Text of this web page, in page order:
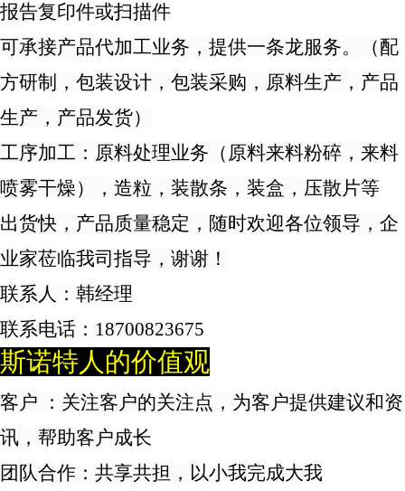
报告复印件或扫描件
可承接产品代加工业务，提供一条龙服务。（配
方研制，包装设计，包装采购，原料生产，产品
生产，产品发货）
工序加工：原料处理业务（原料来料粉碎，来料
喷雾干燥），造粒，装散条，装盒，压散片等
出货快，产品质量稳定，随时欢迎各位领导，企
业家莅临我司指导，谢谢！
联系人： 韩经理
联系电话： 18700823675
斯诺特人的价值观
客户 ：关注客户的关注点，为客户提供建议和资
讯，帮助客户成长
团队合作：共享共担，以小我完成大我